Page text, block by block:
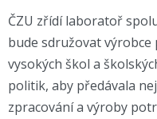
ČZU zřídí laboratoř
bude sdružovat
vysokých škol a
politik, aby předávala
zpracování a výroby